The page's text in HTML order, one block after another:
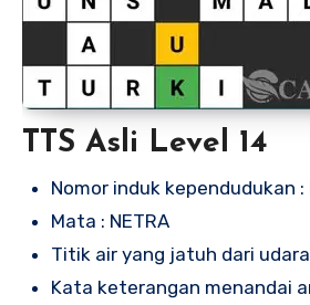
TTS Asli Level 14
Nomor induk kependudukan :
Mata : NETRA
Titik air yang jatuh dari udara
Kata keterangan menandai